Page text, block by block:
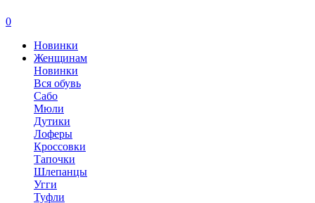
0
Новинки
Женщинам
Новинки
Вся обувь
Сабо
Мюли
Дутики
Лоферы
Кроссовки
Тапочки
Шлепанцы
Угги
Туфли